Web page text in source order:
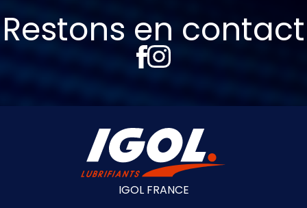
Restons en contact
IGOL FRANCE